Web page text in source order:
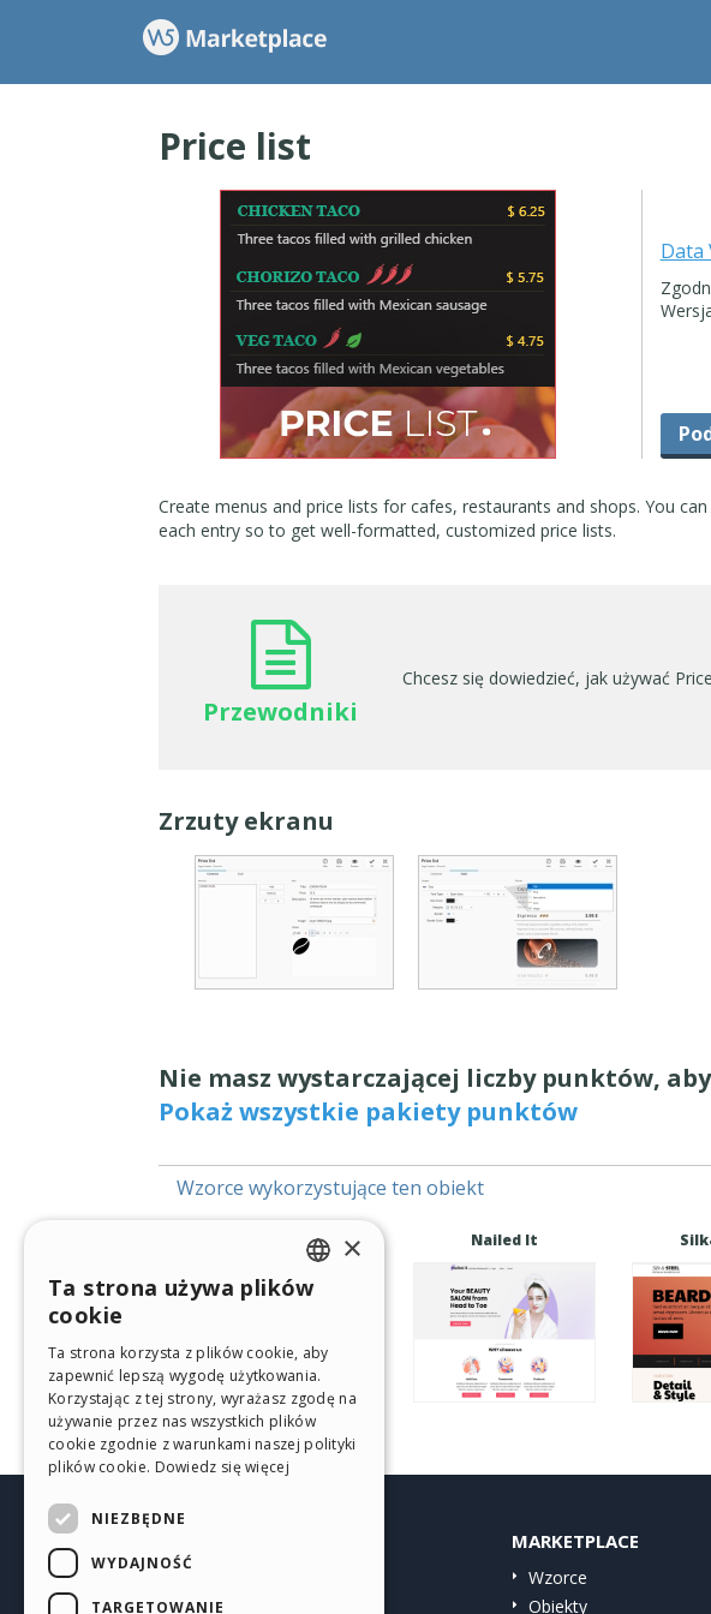
Price list
Data
Create menus and price lists for cafes, restaurants and shops. You
each entry so to get well-formatted, customized price lists.
Przewodniki
Chcesz się dowiedzieć, jak używać
Zrzuty ekranu
Nie masz wystarczającej liczby punktów,
Pokaż wszystkie pakiety punktów
Wzorce wykorzystujące ten obiekt
Nailed It
Społeczność
MARKETPLACE
Wzorce
Obiekty
ENGLISH
GERMAN
SPANISH
PORTUGUESE
×
Ta strona używa plików
cookie
Ta strona korzysta z plików cookie, aby
zapewnić lepszą wygodę użytkowania.
Korzystając z tej strony, wyrażasz zgodę na
używanie przez nas wszystkich plików
cookie zgodnie z warunkami naszej polityki
plików cookie. Dowiedz się więcej
NIEZBĘDNE
WYDAJNOŚĆ
TARGETOWANIE